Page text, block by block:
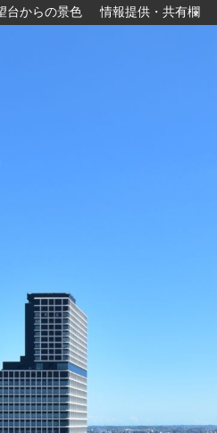
台からの景色 情報提供・共有欄